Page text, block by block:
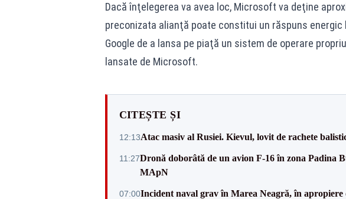
Dacă înţelegerea va avea loc, Microsoft va deţine
preconizata alianţă poate constitui un răspuns
Google de a lansa pe piaţă un sistem de operare
lansate de Microsoft.
CITEȘTE ȘI
12:13Atac masiv al Rusiei. Kievul, lovit de rachete
11:27Dronă doborâtă de un avion F‑16 în zona
MApN
07:00Incident naval grav în Marea Neagră, în apropiere